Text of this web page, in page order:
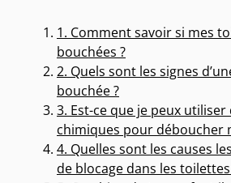
1. Comment savoir si mes
bouchées ?
2. Quels sont les signes
bouchée ?
3. Est-ce que je peux
chimiques pour déboucher
4. Quelles sont les causes
de blocage dans les toilettes